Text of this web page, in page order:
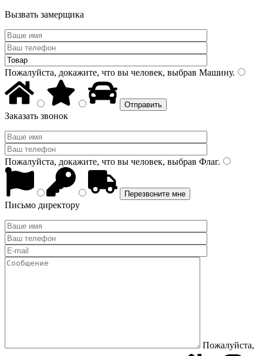
Вызвать замерщика
Пожалуйста, докажите, что вы человек, выбрав Машину.
Заказать звонок
Пожалуйста, докажите, что вы человек, выбрав Флаг.
Письмо директору
Пожалуйста,